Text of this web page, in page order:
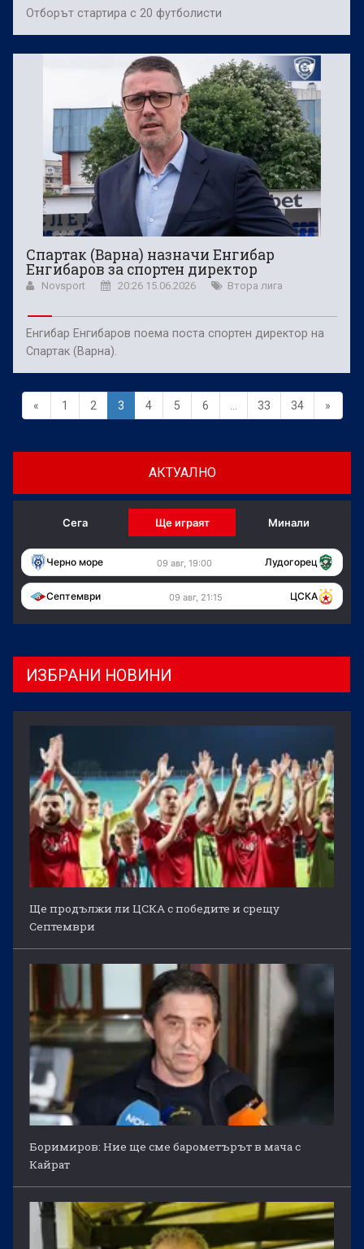
Отборът стартира с 20 футболисти
Спартак (Варна) назначи Енгибар
Енгибаров за спортен директор
Novsport 20:26 15.06.2026 Втора лига
Енгибар Енгибаров поема поста спортен директор на
Спартак (Варна).
« 1 2 3 4 5 6 33 34 »
АКТУАЛНО
Сега Ще играят Минали
Черно море 09 авг, 19:00 Лудогорец
Септември 09 авг, 21:15 ЦСКА
ИЗБРАНИ НОВИНИ
Ще продължи ли ЦСКА с победите и срещу
Септември
Боримиров: Ние ще сме барометърът в мача с
Кайрат